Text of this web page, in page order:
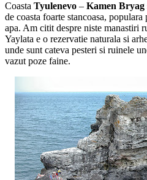
Coasta Tyulenevo – Kamen Bryag
de coasta foarte stancoasa,
apa. Am citit despre niste manastiri
Yaylata e o rezervatie naturala si
unde sunt cateva pesteri si ruinele
vazut poze faine.